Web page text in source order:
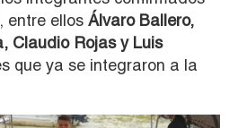
entre ellos Álvaro Ballero,
Claudio Rojas y Luis
que ya se integraron a la